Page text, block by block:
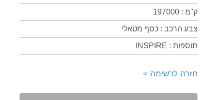
ק''מ : 197000
צבע הרכב : כסף מטאלי
תוספות : INSPIRE
חזרה לרשימה >